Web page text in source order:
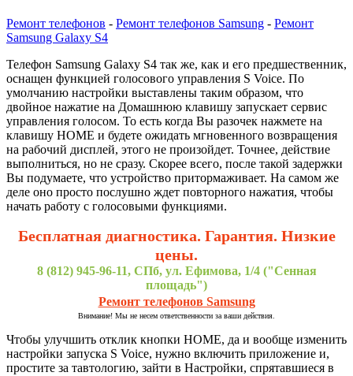
Ремонт телефонов - Ремонт телефонов Samsung - Ремонт
Samsung Galaxy S4
Телефон Samsung Galaxy S4 так же, как и его предшественник,
оснащен функцией голосового управления S Voice. По
умолчанию настройки выставлены таким образом, что
двойное нажатие на Домашнюю клавишу запускает сервис
управления голосом. То есть когда Вы разочек нажмете на
клавишу НОМЕ и будете ожидать мгновенного возвращения
на рабочий дисплей, этого не произойдет. Точнее, действие
выполниться, но не сразу. Скорее всего, после такой задержки
Вы подумаете, что устройство притормаживает. На самом же
деле оно просто послушно ждет повторного нажатия, чтобы
начать работу с голосовыми функциями.
Бесплатная диагностика. Гарантия. Низкие
цены.
8 (812) 945-96-11, СПб, ул. Ефимова, 1/4 ("Сенная
площадь")
Ремонт телефонов Samsung
Внимание! Мы не несем ответственности за ваши действия.
Чтобы улучшить отклик кнопки НОМЕ, да и вообще изменить
настройки запуска S Voice, нужно включить приложение и,
простите за тавтологию, зайти в Настройки, спрятавшиеся в